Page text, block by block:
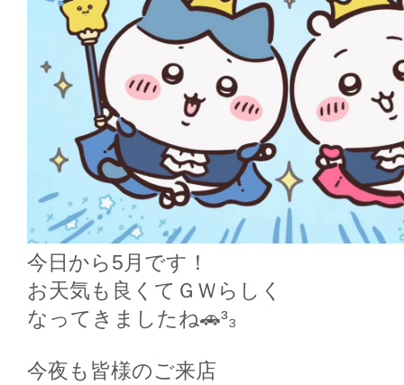
今日から5月です！
お天気も良くてＧＷらしく
なってきましたね🚗³₃
今夜も皆様のご来店